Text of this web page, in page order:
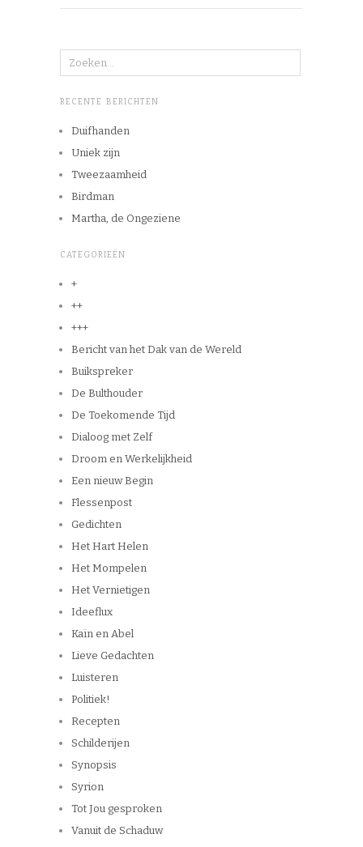
RECENTE BERICHTEN
Duifhanden
Uniek zijn
Tweezaamheid
Birdman
Martha, de Ongeziene
CATEGORIEËN
+
++
+++
Bericht van het Dak van de Wereld
Buikspreker
De Bulthouder
De Toekomende Tijd
Dialoog met Zelf
Droom en Werkelijkheid
Een nieuw Begin
Flessenpost
Gedichten
Het Hart Helen
Het Mompelen
Het Vernietigen
Ideeflux
Kaïn en Abel
Lieve Gedachten
Luisteren
Politiek!
Recepten
Schilderijen
Synopsis
Syrion
Tot Jou gesproken
Vanuit de Schaduw